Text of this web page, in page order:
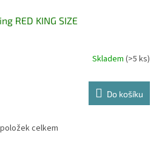
RED KING SIZE
Skladem (>5 ks)
Do košíku
O
položek celkem